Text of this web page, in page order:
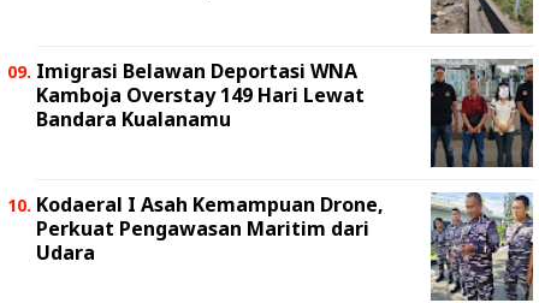
Imigrasi Belawan Deportasi WNA
Kamboja Overstay 149 Hari Lewat
Bandara Kualanamu
Kodaeral I Asah Kemampuan Drone,
Perkuat Pengawasan Maritim dari
Udara